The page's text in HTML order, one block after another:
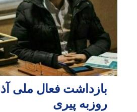
بازداشت فعال ملی
روزبه پیری